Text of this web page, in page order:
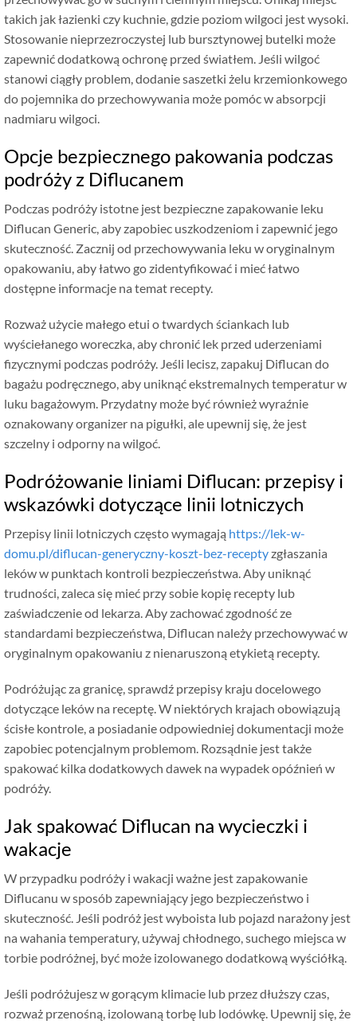
takich jak łazienki czy kuchnie, gdzie poziom wilgoci jest wysoki.
Stosowanie nieprzezroczystej lub bursztynowej butelki może
zapewnić dodatkową ochronę przed światłem. Jeśli wilgoć
stanowi ciągły problem, dodanie saszetki żelu krzemionkowego
do pojemnika do przechowywania może pomóc w absorpcji
nadmiaru wilgoci.
Opcje bezpiecznego pakowania podczas
podróży z Diflucanem
Podczas podróży istotne jest bezpieczne zapakowanie leku
Diflucan Generic, aby zapobiec uszkodzeniom i zapewnić jego
skuteczność. Zacznij od przechowywania leku w oryginalnym
opakowaniu, aby łatwo go zidentyfikować i mieć łatwo
dostępne informacje na temat recepty.
Rozważ użycie małego etui o twardych ściankach lub
wyściełanego woreczka, aby chronić lek przed uderzeniami
fizycznymi podczas podróży. Jeśli lecisz, zapakuj Diflucan do
bagażu podręcznego, aby uniknąć ekstremalnych temperatur w
luku bagażowym. Przydatny może być również wyraźnie
oznakowany organizer na pigułki, ale upewnij się, że jest
szczelny i odporny na wilgoć.
Podróżowanie liniami Diflucan: przepisy i
wskazówki dotyczące linii lotniczych
Przepisy linii lotniczych często wymagają https://lek-w-
domu.pl/diflucan-generyczny-koszt-bez-receptyzgłaszania
leków w punktach kontroli bezpieczeństwa. Aby uniknąć
trudności, zaleca się mieć przy sobie kopię recepty lub
zaświadczenie od lekarza. Aby zachować zgodność ze
standardami bezpieczeństwa, Diflucan należy przechowywać w
oryginalnym opakowaniu z nienaruszoną etykietą recepty.
Podróżując za granicę, sprawdź przepisy kraju docelowego
dotyczące leków na receptę. W niektórych krajach obowiązują
ścisłe kontrole, a posiadanie odpowiedniej dokumentacji może
zapobiec potencjalnym problemom. Rozsądnie jest także
spakować kilka dodatkowych dawek na wypadek opóźnień w
podróży.
Jak spakować Diflucan na wycieczki i
wakacje
W przypadku podróży i wakacji ważne jest zapakowanie
Diflucanu w sposób zapewniający jego bezpieczeństwo i
skuteczność. Jeśli podróż jest wyboista lub pojazd narażony jest
na wahania temperatury, używaj chłodnego, suchego miejsca w
torbie podróżnej, być może izolowanego dodatkową wyściółką.
Jeśli podróżujesz w gorącym klimacie lub przez dłuższy czas,
rozważ przenośną, izolowaną torbę lub lodówkę. Upewnij się, że